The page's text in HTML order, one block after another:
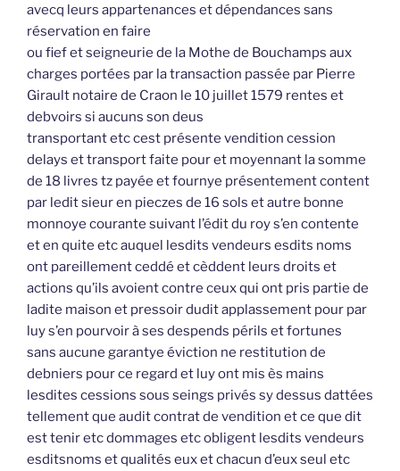
avecq leurs appartenances et dépendances sans
réservation en faire
ou fief et seigneurie de la Mothe de Bouchamps aux
charges portées par la transaction passée par Pierre
Girault notaire de Craon le 10 juillet 1579 rentes et
debvoirs si aucuns son deus
transportant etc cest présente vendition cession
delays et transport faite pour et moyennant la somme
de 18 livres tz payée et fournye présentement content
par ledit sieur en pieczes de 16 sols et autre bonne
monnoye courante suivant l’édit du roy s’en contente
et en quite etc auquel lesdits vendeurs esdits noms
ont pareillement ceddé et cèddent leurs droits et
actions qu’ils avoient contre ceux qui ont pris partie de
ladite maison et pressoir dudit applassement pour par
luy s’en pourvoir à ses despends périls et fortunes
sans aucune garantye éviction ne restitution de
debniers pour ce regard et luy ont mis ès mains
lesdites cessions sous seings privés sy dessus dattées
tellement que audit contrat de vendition et ce que dit
est tenir etc dommages etc obligent lesdits vendeurs
esditsnoms et qualités eux et chacun d’eux seul etc